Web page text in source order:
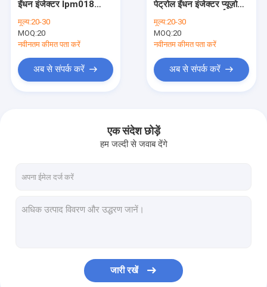
गैसोलीन प्रत्यक्ष इंजेक्शन
सीमेंस ईंधन इंजेक्टर
आम रेल इंजेक्टर वाल्व
ईंधन इंजेक्टर Ipm018
207 1.4 16v Citroen
C3 C4 QQ 0.8
मूल्य:20-30
MOQ:20
नवीनतम कीमत पता करें
अब से संपर्क करें
पेट्रोल ईंधन इंजेक्टर प्यूज़ो
1.4
मूल्य:20-30
MOQ:20
नवीनतम कीमत पता करें
अब से संपर्क करें
एक संदेश छोड़ें
हम जल्दी से जवाब देंगे
जारी रखें